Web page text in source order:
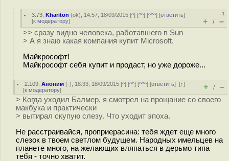
3.73 ,Khariton (ok), 14:57, 18/09/2015 [^] [^^] [^^^] [ответить]
[к модератору]
–1
+ / –
>> сразу видно человека, работавшего в Sun
> А я знаю какая компания купит Microsoft.
Майкрософт!
Майкрософт себя купит и продаст, но уже дороже...
2.109 ,Аноним (-), 18:33, 18/09/2015 [^] [^^] [^^^] [ответить][↑]
[к модератору] + / –
> Когда уходил Балмер, я смотрел на прощание со своего
макбука и практически
> вытирал скупую слезу. Что уходит эпоха.
Не расстраивайся, проприерасина: тебя ждет еще много
слезок в твоем светлом будущем. Народных имельцев на
планете много, на желающих вляпаться в дepьмо типа
тебя - точно хватит.